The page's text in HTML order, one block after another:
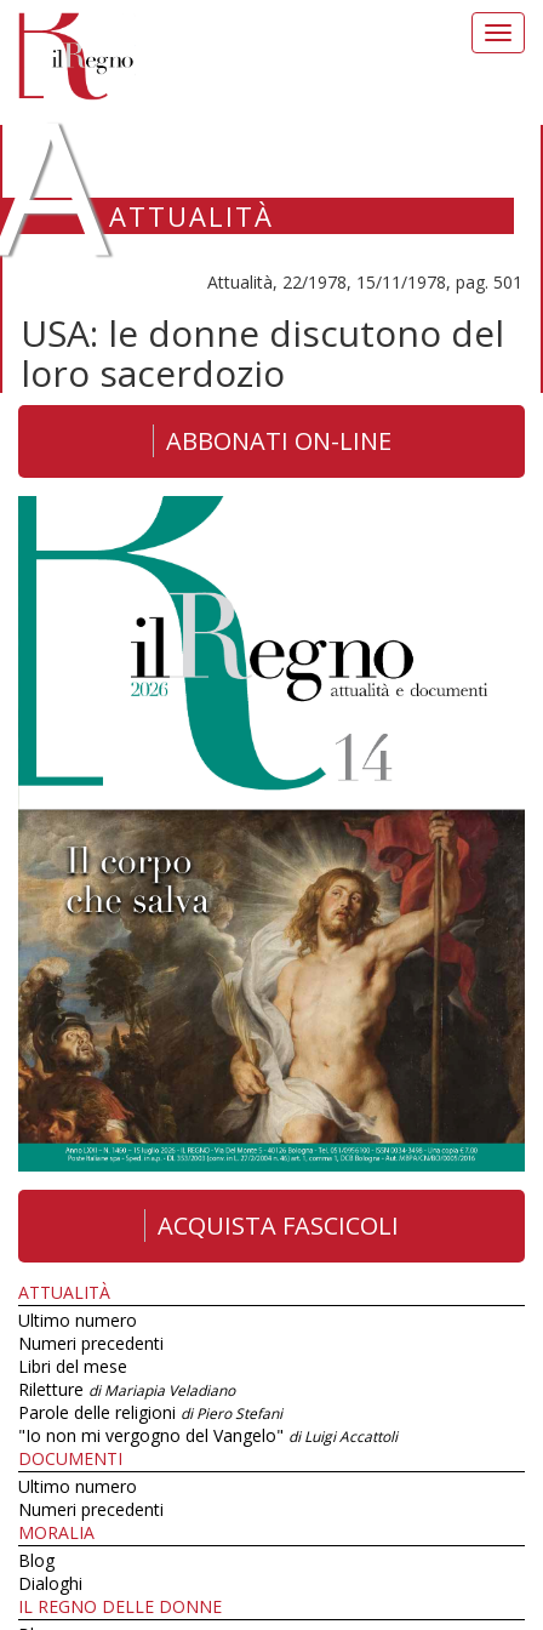
ATTUALITÀ
Attualità, 22/1978, 15/11/1978, pag. 501
USA: le donne discutono del
loro sacerdozio
ABBONATI ON-LINE
ACQUISTA FASCICOLI
ATTUALITÀ
Ultimo numero
Numeri precedenti
Libri del mese
Riletture di Mariapia Veladiano
Parole delle religioni di Piero Stefani
"Io non mi vergogno del Vangelo" di Luigi Accattoli
DOCUMENTI
Ultimo numero
Numeri precedenti
MORALIA
Blog
Dialoghi
IL REGNO DELLE DONNE